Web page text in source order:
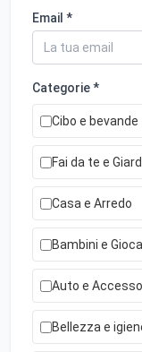
Email *
Categorie *
Cibo e bevande
Fai da te e
Casa e Arredo
Bambini e
Auto e
Bellezza e